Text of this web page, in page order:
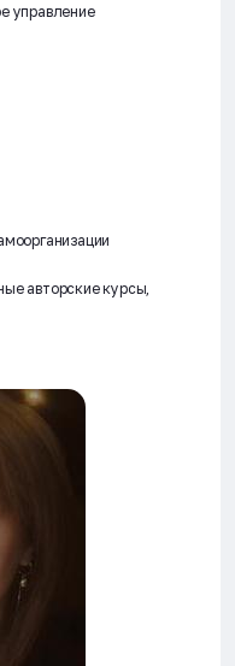
управление
авторские курсы,